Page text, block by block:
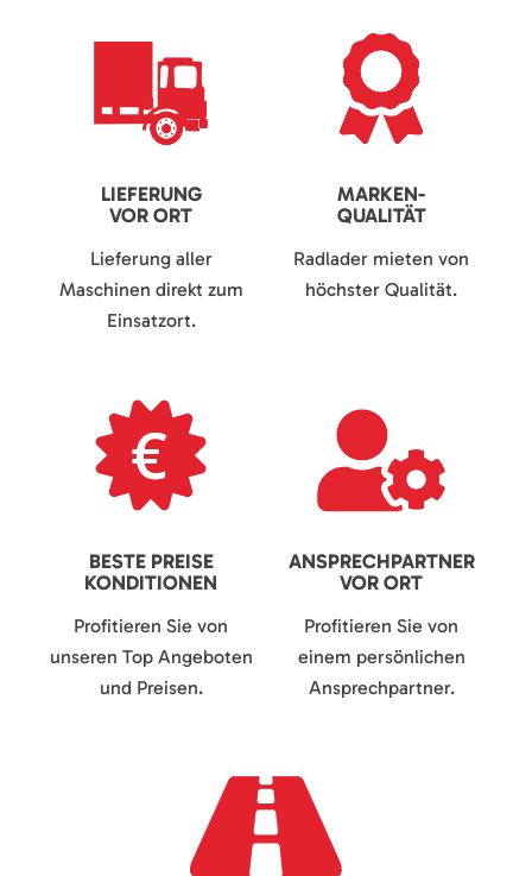
LIEFERUNG
VOR ORT
Lieferung aller
Maschinen direkt zum
Einsatzort.
MARKEN-
QUALITÄT
Radlader mieten von
höchster Qualität.
BESTE PREISE
KONDITIONEN
Profitieren Sie von
unseren Top Angeboten
und Preisen.
ANSPRECHPARTNER
VOR ORT
Profitieren Sie von
einem persönlichen
Ansprechpartner.